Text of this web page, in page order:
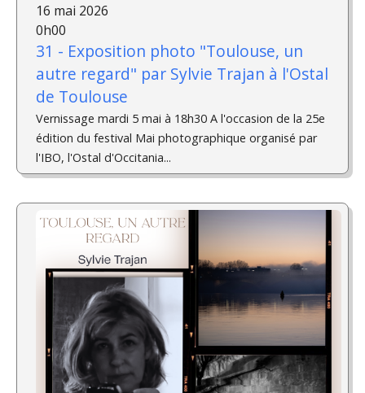
16 mai 2026
0h00
31 - Exposition photo "Toulouse, un
autre regard" par Sylvie Trajan à l'Ostal
de Toulouse
Vernissage mardi 5 mai à 18h30 A l'occasion de la 25e
édition du festival Mai photographique organisé par
l'IBO, l'Ostal d'Occitania...